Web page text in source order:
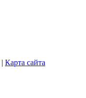
| Карта сайта